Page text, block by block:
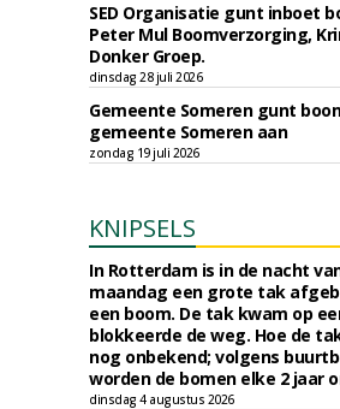
SED Organisatie gunt inboet
Peter Mul Boomverzorging,
Donker Groep.
dinsdag 28 juli 2026
Gemeente Someren gunt
gemeente Someren aan
zondag 19 juli 2026
KNIPSELS
In Rotterdam is in de nacht
maandag een grote tak
een boom. De tak kwam op
blokkeerde de weg. Hoe de
nog onbekend; volgens
worden de bomen elke 2 jaar
dinsdag 4 augustus 2026